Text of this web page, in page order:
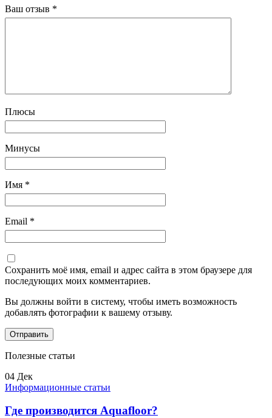
Ваш отзыв *
Плюсы
Минусы
Имя *
Email *
Сохранить моё имя, email и адрес сайта в этом браузере для
последующих моих комментариев.
Вы должны войти в систему, чтобы иметь возможность
добавлять фотографии к вашему отзыву.
Полезные статьи
04 Дек
Информационные статьи
Где производится Aquafloor?